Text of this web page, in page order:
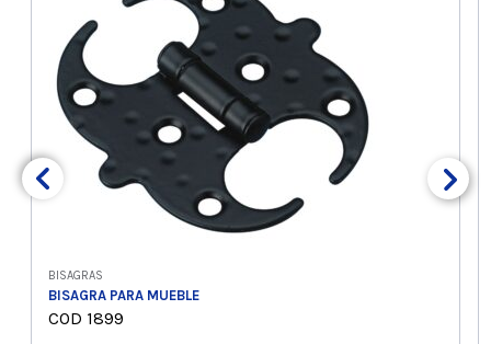
BISAGRAS
BISAGRA PARA MUEBLE
COD 1899